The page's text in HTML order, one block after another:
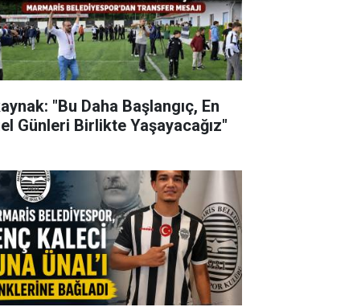
"Bu Daha Başlangıç, En
Günleri Birlikte Yaşayacağız"